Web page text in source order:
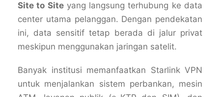
Site to Siteyang langsung terhubung ke data
center utama pelanggan. Dengan pendekatan
ini, data sensitif tetap berada di jalur privat
meskipun menggunakan jaringan satelit.
Banyak institusi memanfaatkan Starlink VPN
untuk menjalankan sistem perbankan, mesin